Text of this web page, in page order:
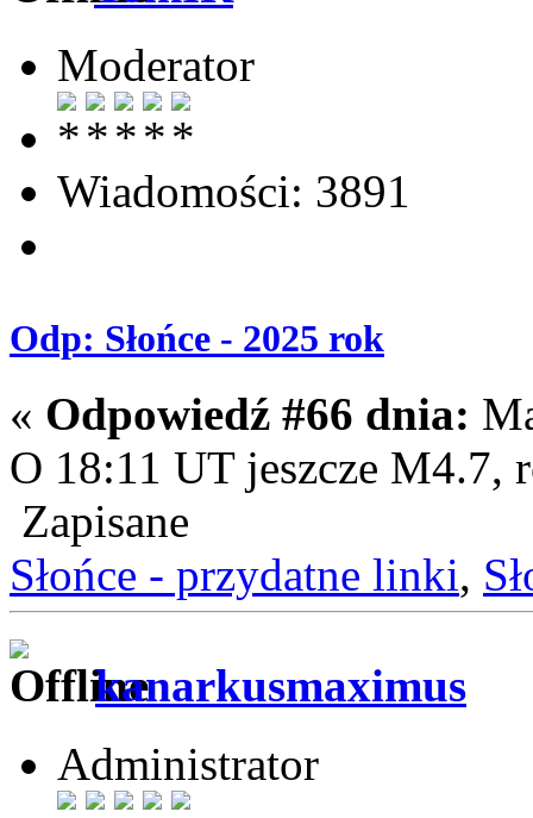
Moderator
Wiadomości: 3891
Odp: Słońce - 2025 rok
« Odpowiedź #66 dnia:
O 18:11 UT jeszcze M4.7,
Zapisane
Słońce - przydatne linki,
kanarkusmaximus
Administrator